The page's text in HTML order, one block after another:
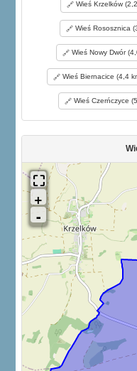
Wieś Krzelków
Wieś Rososznica
Wieś Nowy Dwór
Wieś Biernacice (4,4
Wieś Czerńczyce